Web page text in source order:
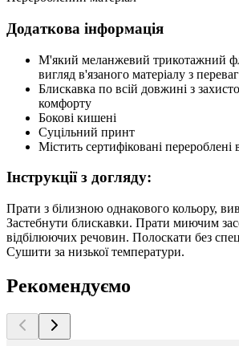
Додаткова інформація
М'який меланжевий трикотажний
вигляд в'язаного матеріалу з
Блискавка по всій довжині з
комфорту
Бокові кишені
Суцільний принт
Містить сертифіковані перероблені
Інструкції з догляду:
Прати з білизною однакового кольору,
Застебнути блискавки. Прати миючим
відбілюючих речовин. Полоскати без
Сушити за низької температури.
Рекомендуємо